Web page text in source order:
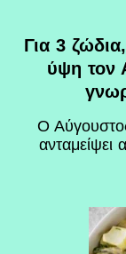
Για 3
ύψη τον
Ο
ανταμείψει